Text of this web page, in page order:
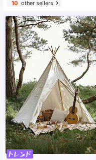
ーチ、キャンプ、ハイキングに最
ーチテント、テント
10 other sellers